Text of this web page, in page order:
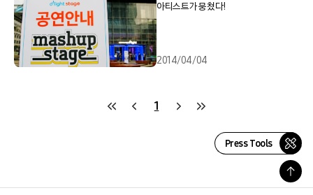
아티스트가 뭉쳤다!
2014/04/04
1
Press Tools